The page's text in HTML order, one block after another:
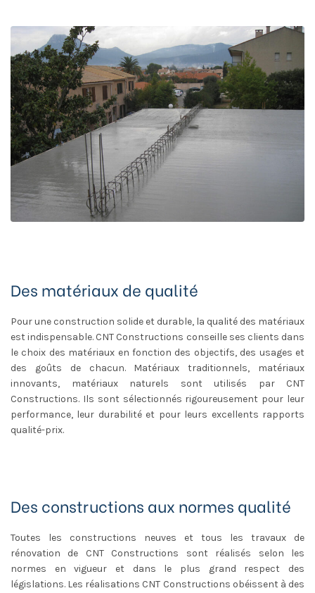
Des matériaux de qualité
Pour une construction solide et durable, la qualité des matériaux
est indispensable. CNT Constructions conseille ses clients dans
le choix des matériaux en fonction des objectifs, des usages et
des goûts de chacun. Matériaux traditionnels, matériaux
innovants, matériaux naturels sont utilisés par CNT
Constructions. Ils sont sélectionnés rigoureusement pour leur
performance, leur durabilité et pour leurs excellents rapports
qualité-prix.
Des constructions aux normes qualité
Toutes les constructions neuves et tous les travaux de
rénovation de CNT Constructions sont réalisés selon les
normes en vigueur et dans le plus grand respect des
législations. Les réalisations CNT Constructions obéissent à des